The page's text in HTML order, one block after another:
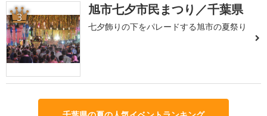
3 旭市七夕市民まつり／千葉県
七夕飾りの下をパレードする旭市の夏祭り